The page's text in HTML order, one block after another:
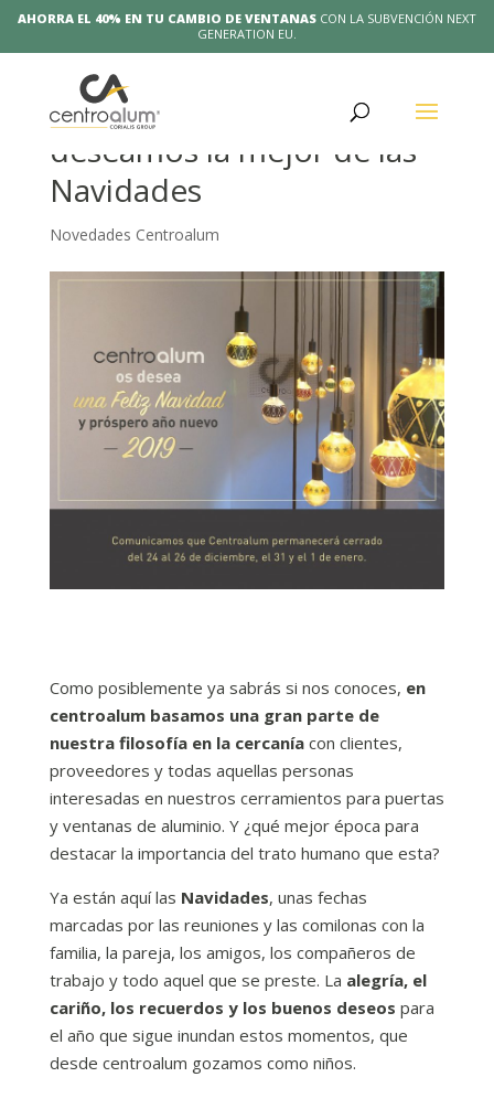
AHORRA EL 40% EN TU CAMBIO DE VENTANAS CON LA SUBVENCIÓN NEXT
GENERATION EU.
Desde centroalum te
deseamos la mejor de las
Navidades
Novedades Centroalum
Como posiblemente ya sabrás si nos conoces, en
centroalum basamos una gran parte de
nuestra filosofía en la cercaníacon clientes,
proveedores y todas aquellas personas
interesadas en nuestros cerramientos para puertas
y ventanas de aluminio. Y ¿qué mejor época para
destacar la importancia del trato humano que esta?
Ya están aquí las Navidades, unas fechas
marcadas por las reuniones y las comilonas con la
familia, la pareja, los amigos, los compañeros de
trabajo y todo aquel que se preste. La alegría, el
cariño, los recuerdos y los buenos deseos para
el año que sigue inundan estos momentos, que
desde centroalum gozamos como niños.